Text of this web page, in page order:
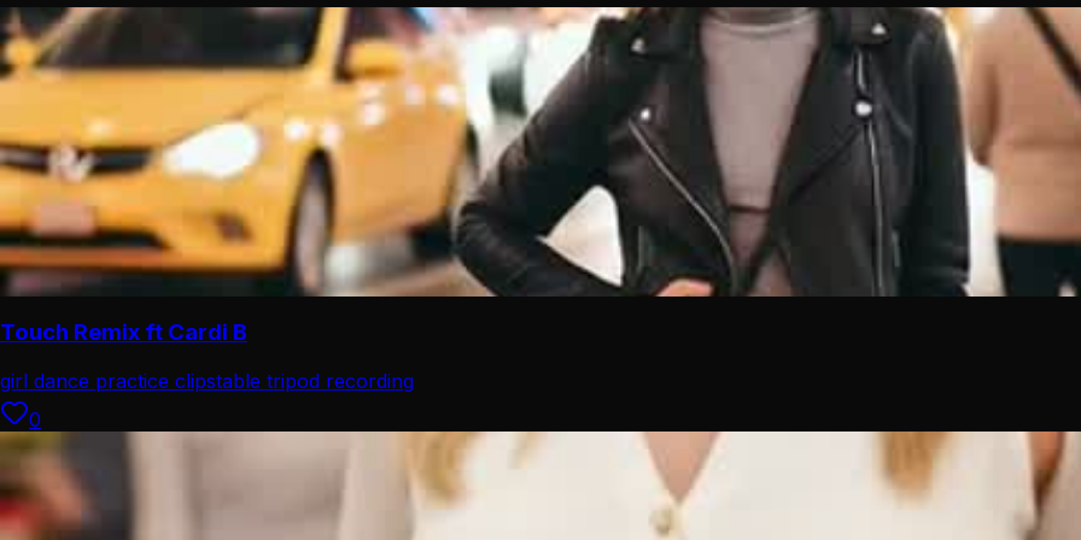
Touch Remix ft Cardi B
girl dance practice clipstable tripod recording
0